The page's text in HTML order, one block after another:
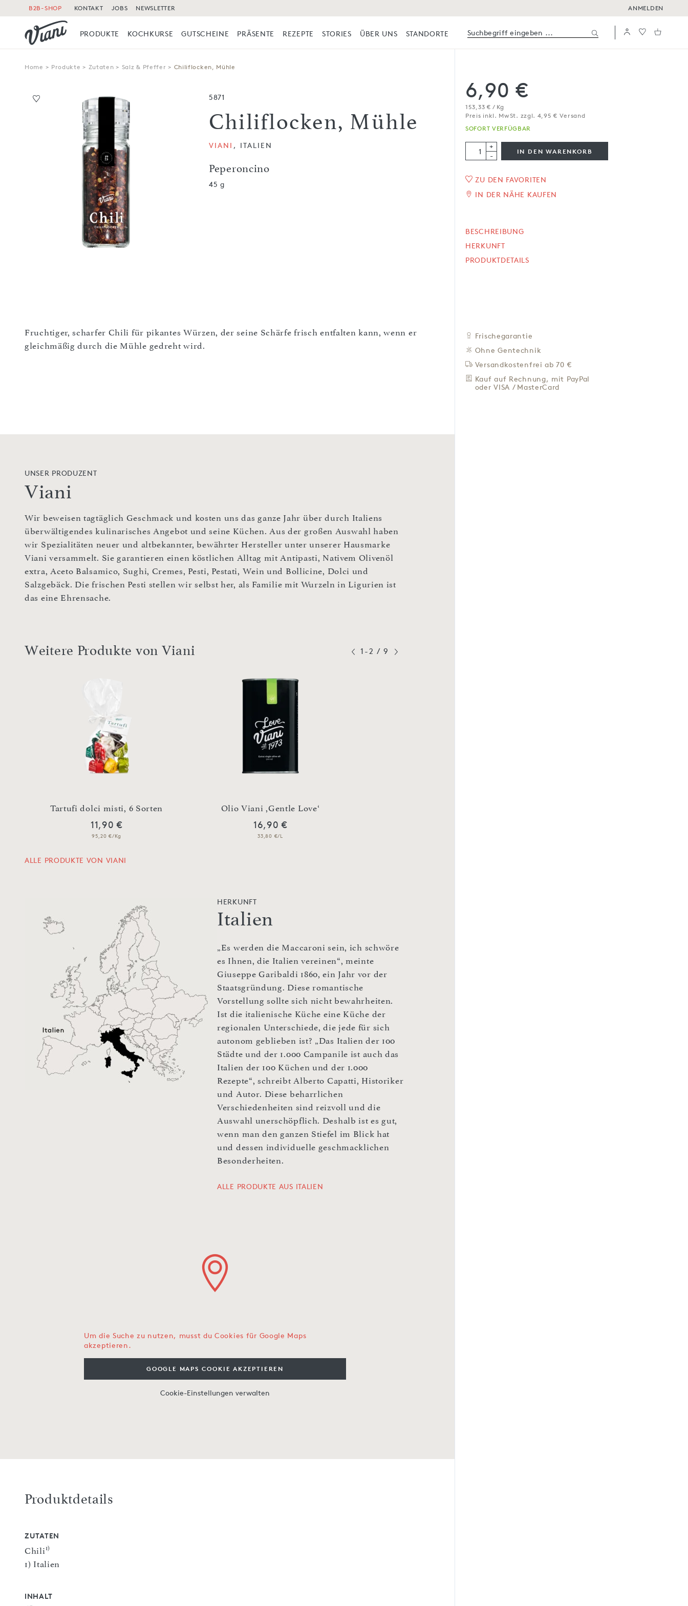
B2B-SHOP KONTAKT JOBS NEWSLETTER ANMELDEN
PRODUKTE KOCHKURSE GUTSCHEINE PRÄSENTE REZEPTE STORIES ÜBER UNS STANDORTE
Home > Produkte > Zutaten > Salz & Pfeffer > Chiliflocken, Mühle
Chiliflocken, Mühle
6,90 €
Preis inkl. MwSt. zzgl. 4,95 € Versand
BESCHREIBUNG
HERKUNFT
PRODUKTDETAILS
5871
Chiliflocken, Mühle
Peperoncino
VIANI , ITALIEN
45 g
SOFORT VERFÜGBAR
6,90 €
153,33 € / Kg
Preis inkl. MwSt. zzgl. 4,95 € Versand
+
-
IN DEN WARENKORB
ZU DEN FAVORITEN
IN DER NÄHE KAUFEN
BESCHREIBUNG
HERKUNFT
PRODUKTDETAILS
Frischegarantie
Ohne Gentechnik
Versandkostenfrei ab 70 €
Kauf auf Rechnung, mit PayPal
oder VISA / MasterCard
Fruchtiger, scharfer Chili für pikantes Würzen, der seine Schärfe frisch entfalten kann, wenn er
gleichmäßig durch die Mühle gedreht wird.
UNSER PRODUZENT
Viani
Wir beweisen tagtäglich Geschmack und kosten uns das ganze Jahr über durch Italiens
überwältigendes kulinarisches Angebot und seine Küchen. Aus der großen Auswahl haben
wir Spezialitäten neuer und altbekannter, bewährter Hersteller unter unserer Hausmarke
Viani versammelt. Sie garantieren einen köstlichen Alltag mit Antipasti, Nativem Olivenöl
extra, Aceto Balsamico, Sughi, Cremes, Pesti, Pestati, Wein und Bollicine, Dolci und
Salzgebäck. Die frischen Pesti stellen wir selbst her, als Familie mit Wurzeln in Ligurien ist
das eine Ehrensache.
Weitere Produkte von Viani
Tartufi dolci misti, 6 Sorten
11,90 €
95,20 €/Kg
Olio Viani ,Gentle Love‘
16,90 €
33,80 €/L
1-2 / 9
ALLE PRODUKTE VON VIANI
HERKUNFT
Italien
„Es werden die Maccaroni sein, ich schwöre
es Ihnen, die Italien vereinen“, meinte
Giuseppe Garibaldi 1860, ein Jahr vor der
Staatsgründung. Diese romantische
Vorstellung sollte sich nicht bewahrheiten.
Ist die italienische Küche eine Küche der
regionalen Unterschiede, die jede für sich
autonom geblieben ist? „Das Italien der 100
Städte und der 1.000 Campanile ist auch das
Italien der 100 Küchen und der 1.000
Rezepte“, schreibt Alberto Capatti, Historiker
und Autor. Diese beharrlichen
Verschiedenheiten sind reizvoll und die
Auswahl unerschöpflich. Deshalb ist es gut,
wenn man den ganzen Stiefel im Blick hat
und dessen individuelle geschmacklichen
Besonderheiten.
ALLE PRODUKTE AUS ITALIEN
Um die Suche zu nutzen, musst du Cookies für Google Maps
akzeptieren.
GOOGLE MAPS COOKIE AKZEPTIEREN
Cookie-Einstellungen verwalten
Produktdetails
ZUTATEN
Chili1)
1) Italien
INHALT